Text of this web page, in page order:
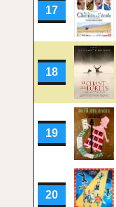
17
18
19
20